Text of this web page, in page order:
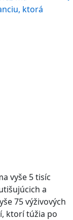
ktorá
vyše 5 tisíc
a
75 výživových
ktorí túžia po